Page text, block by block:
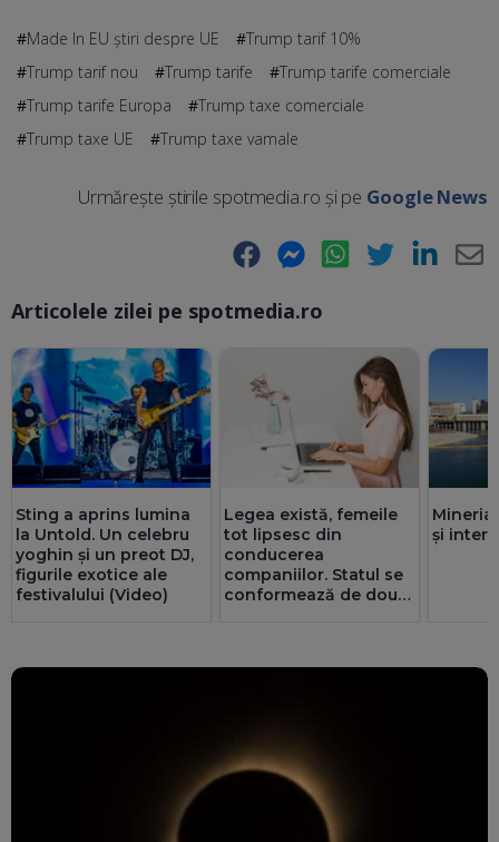
Made In EU știri despre UE
Trump tarif 10%
Trump tarif nou
Trump tarife
Trump tarife comerciale
Trump tarife Europa
Trump taxe comerciale
Trump taxe UE
Trump taxe vamale
Urmărește știrile spotmedia.ro și pe Google News
Facebook Messenger WhatsApp Twitter LinkedIn
Articolele zilei pe spotmedia.ro
Sting a aprins lumina
la Untold. Un celebru
yoghin și un preot DJ,
figurile exotice ale
festivalului (Video)
Legea există, femeile
tot lipsesc din
conducerea
companiilor. Statul se
conformează de două
și